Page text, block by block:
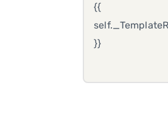
{{
}}